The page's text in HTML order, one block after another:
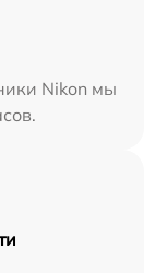
Nikon мы